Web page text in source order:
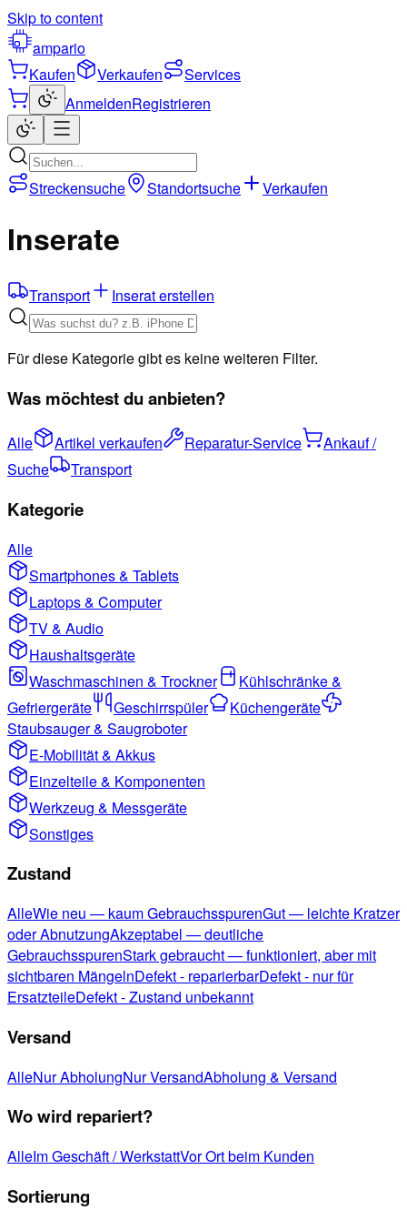
Skip to content
ampario
Kaufen
Verkaufen
Services
AnmeldenRegistrieren
Streckensuche Standortsuche Verkaufen
Inserate
Transport Inserat erstellen
Für diese Kategorie gibt es keine weiteren Filter.
Was möchtest du anbieten?
Alle Artikel verkaufen Reparatur-Service
Ankauf /
Suche
Transport
Kategorie
Alle
Smartphones & Tablets
Laptops & Computer
TV & Audio
Haushaltsgeräte
Waschmaschinen & Trockner
Kühlschränke &
Gefriergeräte
Geschirrspüler
Küchengeräte
Staubsauger & Saugroboter
E-Mobilität & Akkus
Einzelteile & Komponenten
Werkzeug & Messgeräte
Sonstiges
Zustand
AlleWie neu — kaum GebrauchsspurenGut — leichte Kratzer
oder AbnutzungAkzeptabel — deutliche
GebrauchsspurenStark gebraucht — funktioniert, aber mit
sichtbaren MängelnDefekt - reparierbarDefekt - nur für
ErsatzteileDefekt - Zustand unbekannt
Versand
AlleNur AbholungNur VersandAbholung & Versand
Wo wird repariert?
AlleIm Geschäft / WerkstattVor Ort beim Kunden
Sortierung